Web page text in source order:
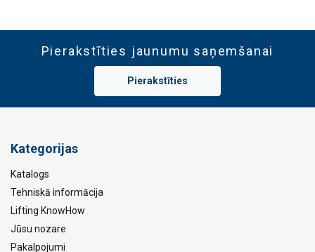
Pierakstīties jaunumu saņemšanai
Pierakstīties
Kategorijas
Katalogs
Tehniskā informācija
Lifting KnowHow
Jūsu nozare
Pakalpojumi